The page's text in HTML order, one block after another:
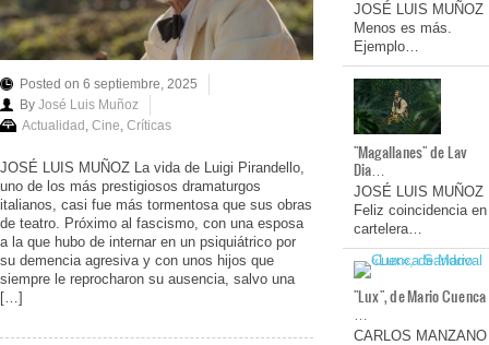
Posted on 6 septiembre, 2025
By José Luis Muñoz
Actualidad, Cine, Críticas
JOSÉ LUIS MUÑOZ La vida de Luigi Pirandello,
uno de los más prestigiosos dramaturgos
italianos, casi fue más tormentosa que sus obras
de teatro. Próximo al fascismo, con una esposa
a la que hubo de internar en un psiquiátrico por
su demencia agresiva y con unos hijos que
siempre le reprocharon su ausencia, salvo una
[…]
JOSÉ LUIS MUÑOZ
Menos es más.
Ejemplo…
"Magallanes" de Lav
Dia…
JOSÉ LUIS MUÑOZ
Feliz coincidencia en
cartelera…
"Lux", de Mario Cuenca
…
CARLOS MANZANO